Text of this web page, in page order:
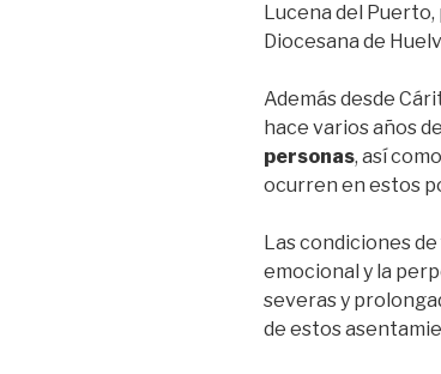
Lucena del
Diocesana de
Además desde
hace varios años
personas, así
ocurren en estos
Las condiciones
emocional y la
severas y
de estos